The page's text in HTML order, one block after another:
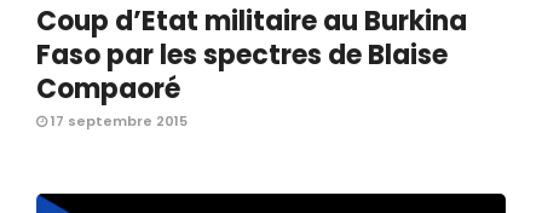
Coup d’Etat militaire au Burkina
Faso par les spectres de Blaise
Compaoré
17 septembre 2015